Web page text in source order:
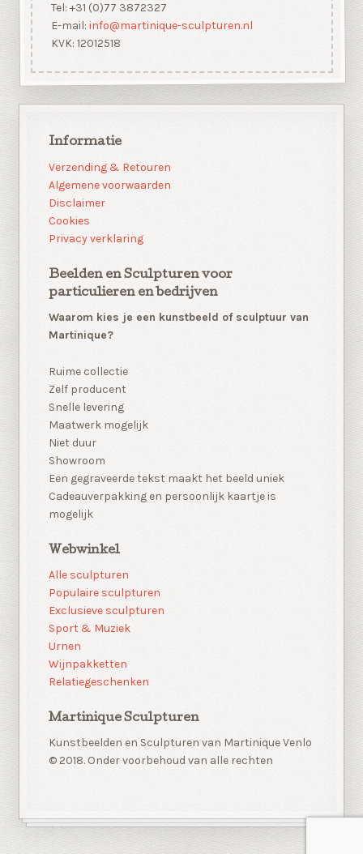
Tel: +31 (0)77 3872327
E-mail: info@martinique-sculpturen.nl
KVK: 12012518
Informatie
Verzending & Retouren
Algemene voorwaarden
Disclaimer
Cookies
Privacy verklaring
Beelden en Sculpturen voor
particulieren en bedrijven
Waarom kies je een kunstbeeld of sculptuur van
Martinique?
Ruime collectie
Zelf producent
Snelle levering
Maatwerk mogelijk
Niet duur
Showroom
Een gegraveerde tekst maakt het beeld uniek
Cadeauverpakking en persoonlijk kaartje is
mogelijk
Webwinkel
Alle sculpturen
Populaire sculpturen
Exclusieve sculpturen
Sport & Muziek
Urnen
Wijnpakketten
Relatiegeschenken
Martinique Sculpturen
Kunstbeelden en Sculpturen van Martinique Venlo
© 2018. Onder voorbehoud van alle rechten